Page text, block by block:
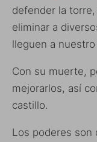
defender la
eliminar a
lleguen a
Con su muerte,
mejorarlos, así
castillo.
Los poderes son